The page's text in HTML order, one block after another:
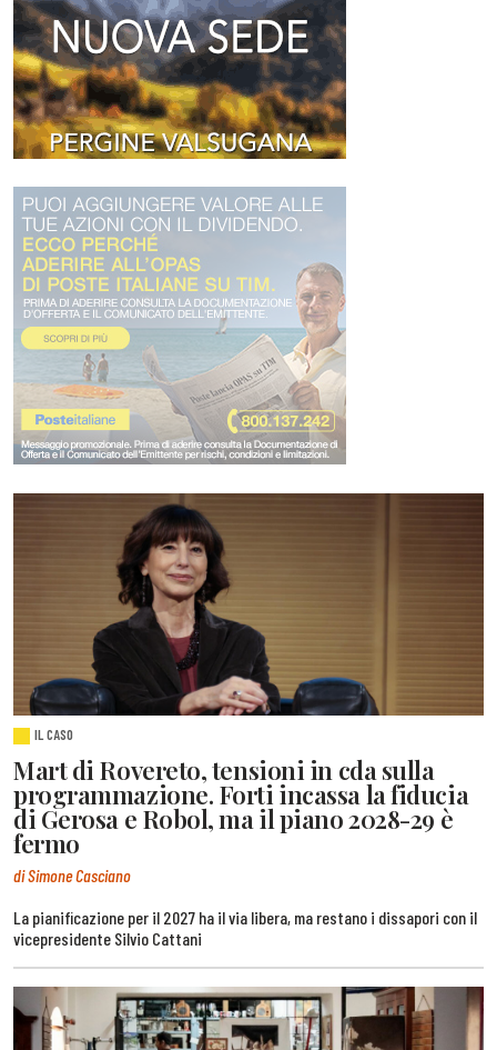
IL CASO
Mart di Rovereto, tensioni in cda sulla
programmazione. Forti incassa la fiducia
di Gerosa e Robol, ma il piano 2028-29 è
fermo
di Simone Casciano
La pianificazione per il 2027 ha il via libera, ma restano i dissapori con il
vicepresidente Silvio Cattani